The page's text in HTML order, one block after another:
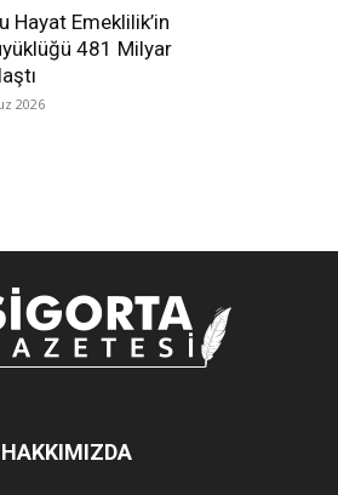
Hayat Emeklilik’in
481 Milyar
2026
HAKKIMIZDA